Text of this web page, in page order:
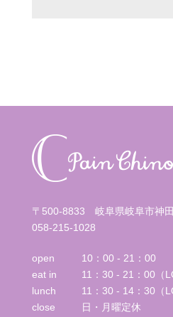
〒500-8833 岐阜県岐阜市神
058-215-1028
open
10：00 - 21：00
eat in
11：30 - 21：00（
lunch
11：30 - 14：30（
close
日・月曜定休